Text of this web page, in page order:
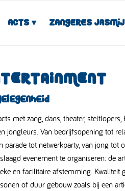
Acts Zangeres
met zang, dans, theater, steltlopers,
jongleurs. Van bedrijfsopening tot
tot netwerkparty, van jong tot
evenement te organiseren: de
en facilitaire afstemming. Kwaliteit
of duur gebouw zoals bij een